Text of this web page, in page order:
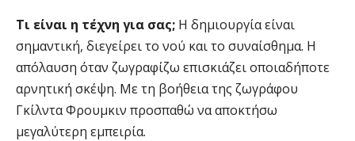
Τι είναι η τέχνη για σας; Η δημιουργία είναι
σημαντική, διεγείρει το νού και το συναίσθημα. Η
απόλαυση όταν ζωγραφίζω επισκιάζει οποιαδήποτε
αρνητική σκέψη. Με τη βοήθεια της ζωγράφου
Γκίλντα Φρουμκιν προσπαθώ να αποκτήσω
μεγαλύτερη εμπειρία.